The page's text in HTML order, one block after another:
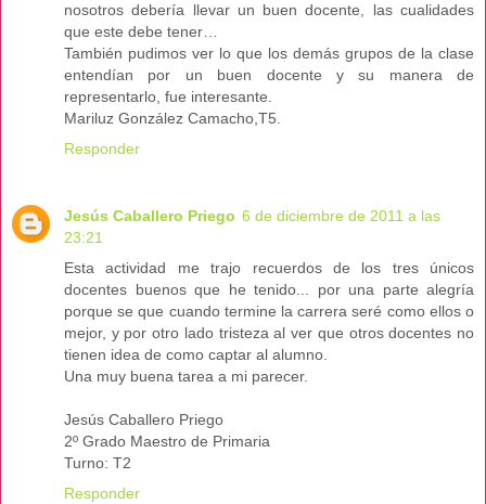
nosotros debería llevar un buen docente, las cualidades
que este debe tener…
También pudimos ver lo que los demás grupos de la clase
entendían por un buen docente y su manera de
representarlo, fue interesante.
Mariluz González Camacho,T5.
Responder
Jesús Caballero Priego 6 de diciembre de 2011 a las
23:21
Esta actividad me trajo recuerdos de los tres únicos
docentes buenos que he tenido... por una parte alegría
porque se que cuando termine la carrera seré como ellos o
mejor, y por otro lado tristeza al ver que otros docentes no
tienen idea de como captar al alumno.
Una muy buena tarea a mi parecer.
Jesús Caballero Priego
2º Grado Maestro de Primaria
Turno: T2
Responder